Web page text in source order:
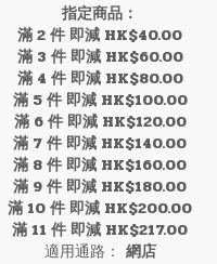
指定商品：
滿 2 件 即減 HK$40.00
滿 3 件 即減 HK$60.00
滿 4 件 即減 HK$80.00
滿 5 件 即減 HK$100.00
滿 6 件 即減 HK$120.00
滿 7 件 即減 HK$140.00
滿 8 件 即減 HK$160.00
滿 9 件 即減 HK$180.00
滿 10 件 即減 HK$200.00
滿 11 件 即減 HK$217.00
適用通路： 網店